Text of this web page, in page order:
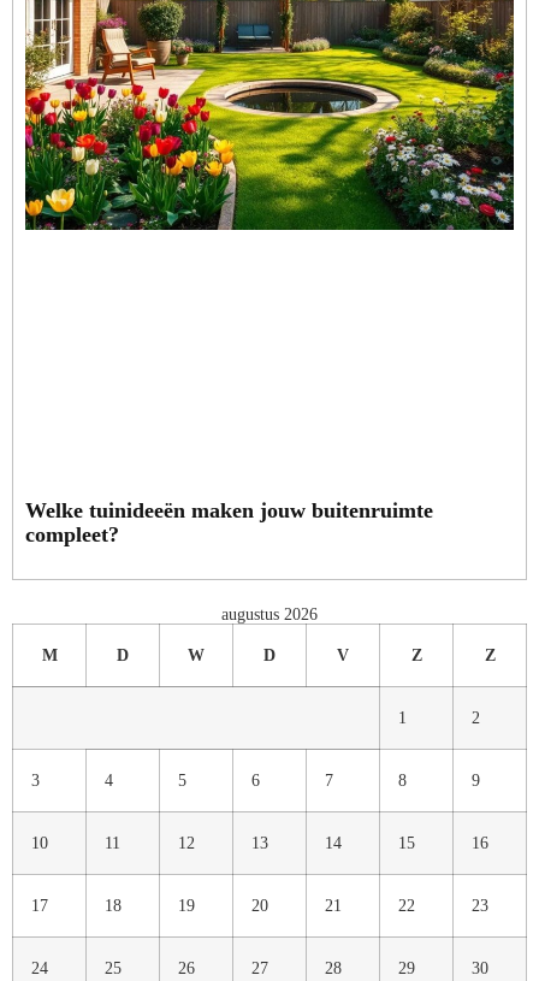
Welke tuinideeën maken jouw buitenruimte
compleet?
augustus 2026
M D W D V Z Z
1 2
3 4 5 6 7 8 9
10 11 12 13 14 15 16
17 18 19 20 21 22 23
24 25 26 27 28 29 30